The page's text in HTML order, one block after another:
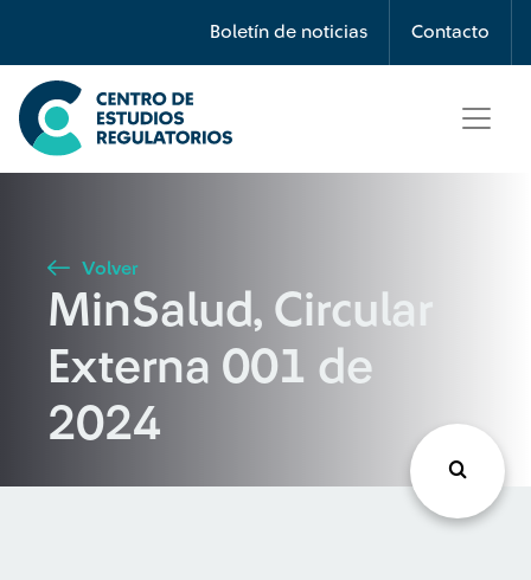
Boletín de noticias Contacto
Búsqueda
Seleccione país
Buscar
Volver
MinSalud, Circular
Externa 001 de
2024